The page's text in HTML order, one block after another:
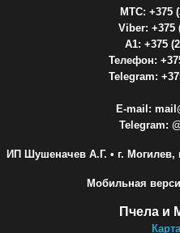
МТС: +375
Viber: +375
A1: +375
Телефон:
Telegram:
E-mail:
Telegram:
ИП Шушеначев А.Г. • г.
Мобильная
Пчела и